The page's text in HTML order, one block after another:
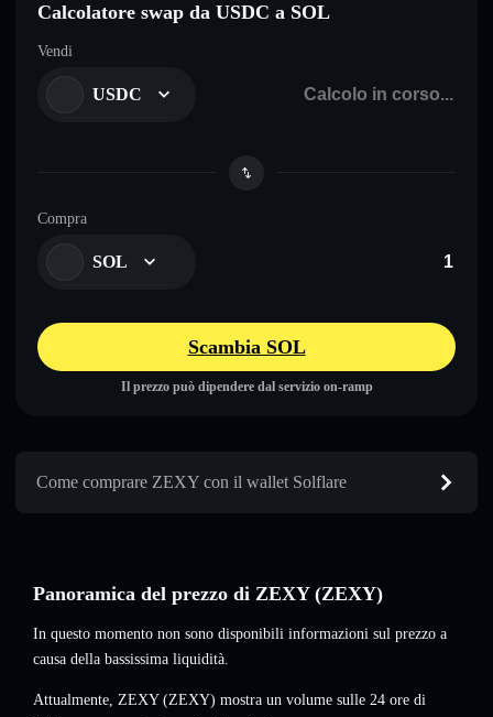
Calcolatore swap da USDC a SOL
Vendi
USDC
Compra
SOL
Scambia SOL
Il prezzo può dipendere dal servizio on-ramp
Come comprare ZEXY con il wallet Solflare
Panoramica del prezzo di ZEXY (ZEXY)
In questo momento non sono disponibili informazioni sul prezzo a
causa della bassissima liquidità.
Attualmente, ZEXY (ZEXY) mostra un volume sulle 24 ore di